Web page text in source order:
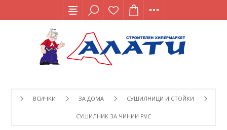
ВСИЧКИ ЗА ДОМА СУШИЛНИЦИ И СТОЙКИ
СУШИЛНИК ЗА ЧИНИИ PVC